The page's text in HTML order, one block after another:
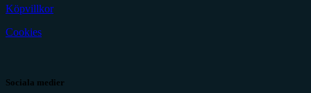
Köpvillkor
Cookies
Sociala medier